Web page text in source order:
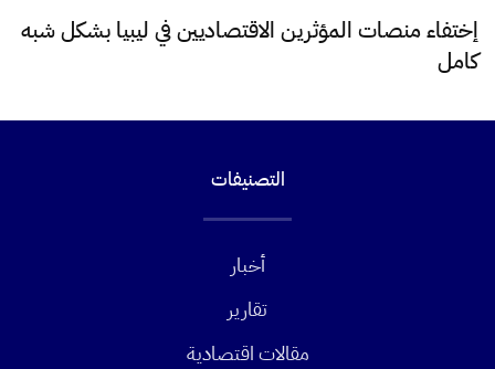
إختفاء منصات المؤثرين الاقتصاديين في ليبيا بشكل شبه
كامل
التصنيفات
أخبار
تقارير
مقالات اقتصادية